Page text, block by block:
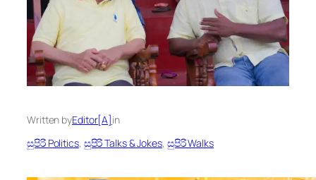
Written byEditor[A]in
සුපිරි Politics, සුපිරි Talks & Jokes, සුපිරි Walks